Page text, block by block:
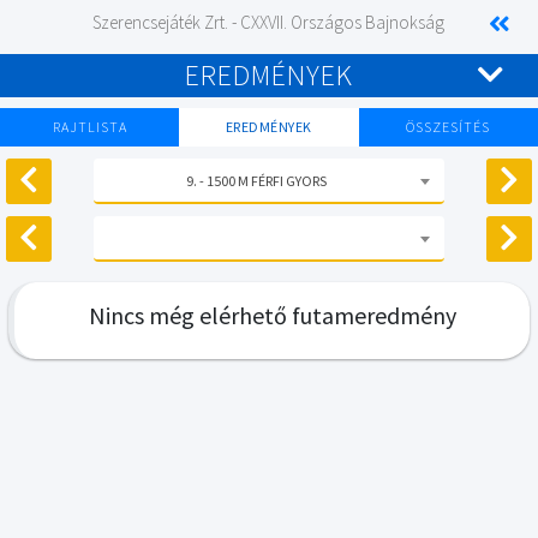
Szerencsejáték Zrt. - CXXVII. Országos Bajnokság
EREDMÉNYEK
RAJTLISTA EREDMÉNYEK ÖSSZESÍTÉS
9. - 1500 M FÉRFI GYORS
Nincs még elérhető futameredmény